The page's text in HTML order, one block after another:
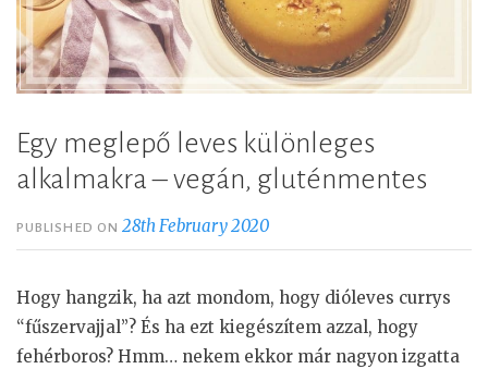
Egy meglepő leves különleges
alkalmakra – vegán, gluténmentes
PUBLISHED ON28th February 2020
Hogy hangzik, ha azt mondom, hogy dióleves currys
“fűszervajjal”? És ha ezt kiegészítem azzal, hogy
fehérboros? Hmm… nekem ekkor már nagyon izgatta